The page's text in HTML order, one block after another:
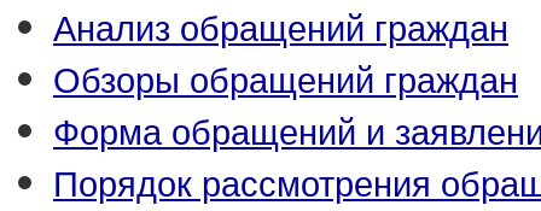
Анализ обращений граждан
Обзоры обращений граждан
Форма обращений и
Порядок рассмотрения